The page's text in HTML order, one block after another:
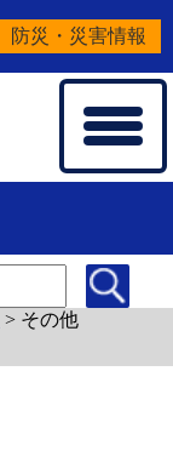
防災・災害情報
> その他